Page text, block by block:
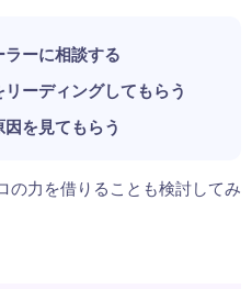
ーに相談する
ーディングしてもらう
を見てもらう
の力を借りることも検討してみ